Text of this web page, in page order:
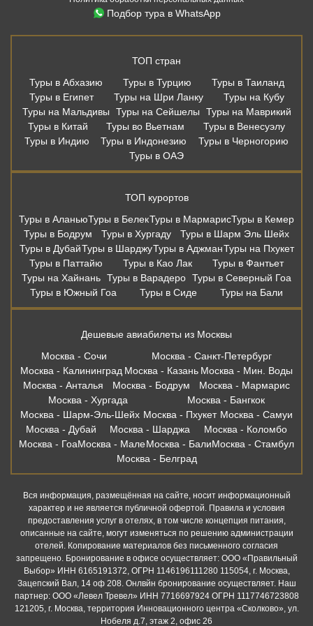
Подбор тура в WhatsApp
ТОП стран
Туры в Абхазию
Туры в Турцию
Туры в Таиланд
Туры в Египет
Туры на Шри Ланку
Туры на Кубу
Туры на Мальдивы
Туры на Сейшелы
Туры на Маврикий
Туры в Китай
Туры во Вьетнам
Туры в Венесуэлу
Туры в Индию
Туры в Индонезию
Туры в Черногорию
Туры в ОАЭ
ТОП курортов
Туры в АланьюТуры в БелекТуры в МармарисТуры в Кемер
Туры в Бодрум
Туры в Хургаду
Туры в Шарм Эль Шейх
Туры в ДубайТуры в ШарджуТуры в АджманТуры на Пхукет
Туры в Паттайю
Туры в Као Лак
Туры в Фантьет
Туры на Хайнань Туры в Варадеро Туры в Северный Гоа
Туры в Южный Гоа
Туры в Сиде Туры на Бали
Дешевые авиабилеты из Москвы
Москва - Сочи
Москва - Санкт-Петербург
Москва - Калининград Москва - Казань Москва - Мин. Воды
Москва - Анталья
Москва - Бодрум
Москва - Мармарис
Москва - Хургада
Москва - Бангкок
Москва - Шарм-Эль-Шейх Москва - Пхукет Москва - Самуи
Москва - Дубай
Москва - Шарджа
Москва - Коломбо
Москва - ГоаМосква - МалеМосква - БалиМосква - Стамбул
Москва - Белград
Вся информация, размещённая на сайте, носит информационный
характер и не является публичной офертой. Правила и условия
предоставления услуг в отелях, в том числе концепция питания,
описанные на сайте, могут изменяться по решению администрации
отелей. Копирование материалов без письменного согласия
запрещено. Бронирование в офисе осуществляет: ООО «Правильный
Выбор» ИНН 6165191372, ОГРН 1146196111280 115054, г. Москва,
Зацепский Вал, 14 оф 208. Онлвйн бронирование осуществляет. Наш
партнер: ООО «Левел Тревел» ИНН 7716697924 ОГРН 1117746723808
121205, г. Москва, территория Инновационного центра «Сколково», ул.
Нобеля д.7, этаж 2, офис 26